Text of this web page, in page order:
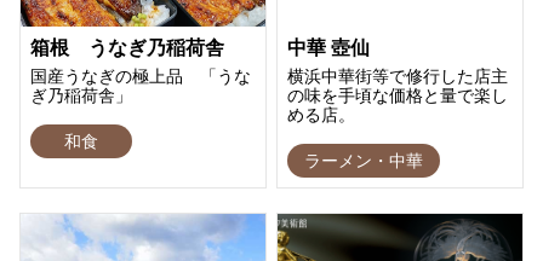
箱根 うなぎ乃稲荷舎
国産うなぎの極上品 「うな
ぎ乃稲荷舎」
和食
中華 壺仙
横浜中華街等で修行した店主
の味を手頃な価格と量で楽し
める店。
ラーメン・中華